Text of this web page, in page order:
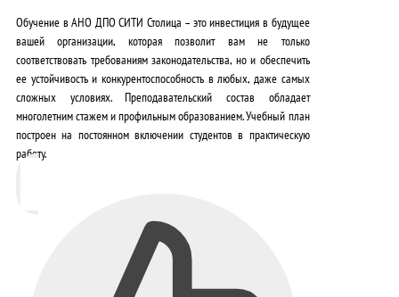
Обучение в АНО ДПО СИТИ Столица – это инвестиция в будущее
вашей организации, которая позволит вам не только
соответствовать требованиям законодательства, но и обеспечить
ее устойчивость и конкурентоспособность в любых, даже самых
сложных условиях. Преподавательский состав обладает
многолетним стажем и профильным образованием. Учебный план
построен на постоянном включении студентов в практическую
работу.